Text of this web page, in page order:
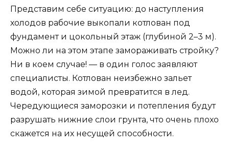
Представим себе ситуацию: до наступления
холодов рабочие выкопали котлован под
фундамент и цокольный этаж (глубиной 2–3 м).
Можно ли на этом этапе замораживать стройку?
Ни в коем случае! — в один голос заявляют
специалисты. Котлован неизбежно зальет
водой, которая зимой превратится в лед.
Чередующиеся заморозки и потепления будут
разрушать нижние слои грунта, что очень плохо
скажется на их несущей способности.